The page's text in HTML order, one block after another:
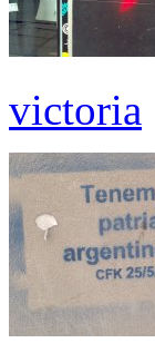
victoria